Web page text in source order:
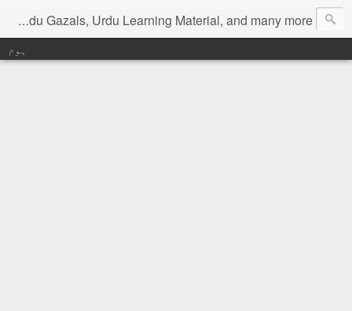
Digital Urdu Magazine to represent Urdu Literature, Urdu News, Health related materials, various function news of Urdu, Beauty tips, Kitchen tips, Urdu Poetry, Urdu Gazals, Urdu Learning Material, and many more.
ہوم